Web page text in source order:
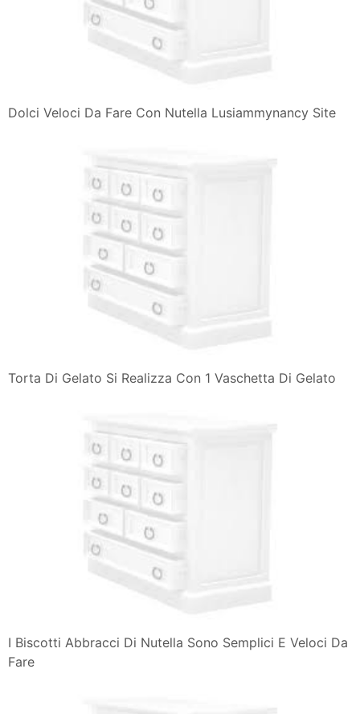
Dolci Veloci Da Fare Con Nutella Lusiammynancy Site
Torta Di Gelato Si Realizza Con 1 Vaschetta Di Gelato
I Biscotti Abbracci Di Nutella Sono Semplici E Veloci Da
Fare